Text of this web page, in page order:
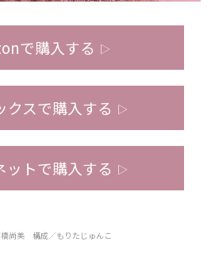
で購入する ▷
クスで購入する ▷
ットで購入する ▷
尚美 構成／もりたじゅんこ